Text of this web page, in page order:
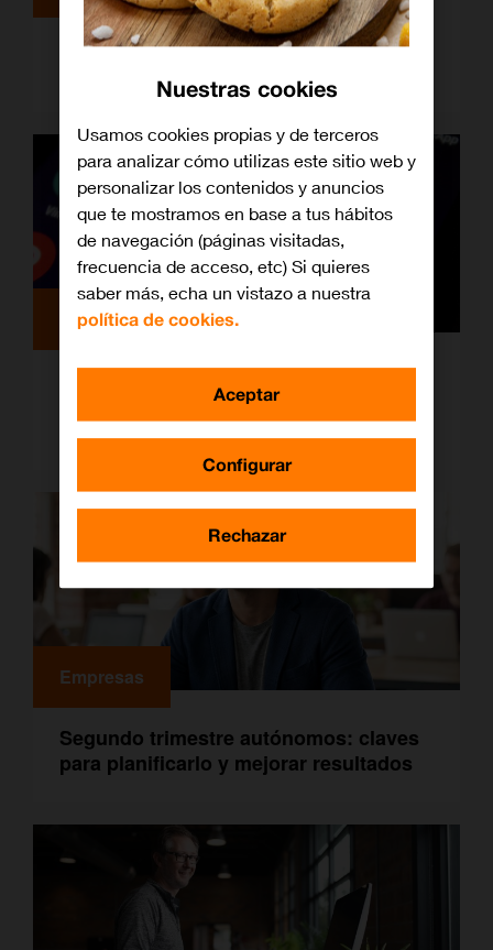
Errores fiscales más comunes en
Empresas
redes sociales: guía para autónomos y
pymes
Empresas
Segundo trimestre autónomos: claves
para planificarlo y mejorar resultados
Nuestras cookies
Usamos cookies propias y de terceros
para analizar cómo utilizas este sitio web y
personalizar los contenidos y anuncios
que te mostramos en base a tus hábitos
de navegación (páginas visitadas,
frecuencia de acceso, etc) Si quieres
saber más, echa un vistazo a nuestra
política de cookies.
Configurar
Rechazar
Aceptar